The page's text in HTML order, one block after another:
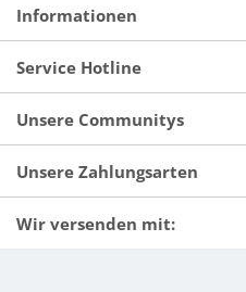
Informationen
Service Hotline
Unsere Communitys
Unsere Zahlungsarten
Wir versenden mit: